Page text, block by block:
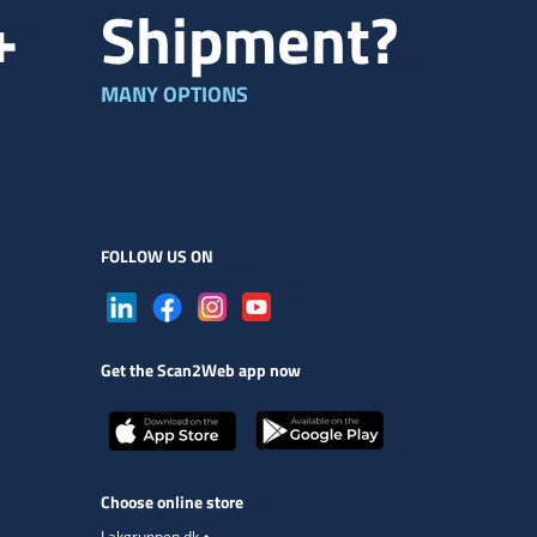
Shipment?
MANY OPTIONS
FOLLOW US ON
Get the Scan2Web app now
Choose online store